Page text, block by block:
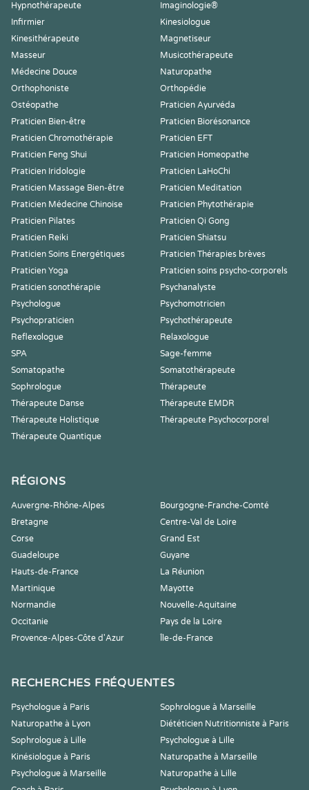
Hypnothérapeute
Imaginologie®
Infirmier
Kinesiologue
Kinesithérapeute
Magnetiseur
Masseur
Musicothérapeute
Médecine Douce
Naturopathe
Orthophoniste
Orthopédie
Ostéopathe
Praticien Ayurvéda
Praticien Bien-être
Praticien Biorésonance
Praticien Chromothérapie
Praticien EFT
Praticien Feng Shui
Praticien Homeopathe
Praticien Iridologie
Praticien LaHoChi
Praticien Massage Bien-être
Praticien Meditation
Praticien Médecine Chinoise
Praticien Phytothérapie
Praticien Pilates
Praticien Qi Gong
Praticien Reiki
Praticien Shiatsu
Praticien Soins Energétiques
Praticien Thérapies brèves
Praticien Yoga
Praticien soins psycho-corporels
Praticien sonothérapie
Psychanalyste
Psychologue
Psychomotricien
Psychopraticien
Psychothérapeute
Reflexologue
Relaxologue
SPA
Sage-femme
Somatopathe
Somatothérapeute
Sophrologue
Thérapeute
Thérapeute Danse
Thérapeute EMDR
Thérapeute Holistique
Thérapeute Psychocorporel
Thérapeute Quantique
RÉGIONS
Auvergne-Rhône-Alpes
Bourgogne-Franche-Comté
Bretagne
Centre-Val de Loire
Corse
Grand Est
Guadeloupe
Guyane
Hauts-de-France
La Réunion
Martinique
Mayotte
Normandie
Nouvelle-Aquitaine
Occitanie
Pays de la Loire
Provence-Alpes-Côte d'Azur
Île-de-France
RECHERCHES FRÉQUENTES
Psychologue à Paris
Sophrologue à Marseille
Naturopathe à Lyon
Diététicien Nutritionniste à Paris
Sophrologue à Lille
Psychologue à Lille
Kinésiologue à Paris
Naturopathe à Marseille
Psychologue à Marseille
Naturopathe à Lille